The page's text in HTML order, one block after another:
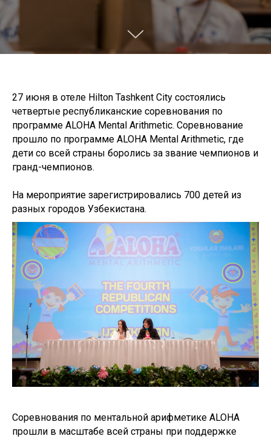
27 июня в отеле Hilton Tashkent City состоялись
четвертые республиканские соревнования по
программе ALOHA Mental Arithmetic. Соревнование
прошло по программе ALOHA Mental Arithmetic, где
дети со всей страны боролись за звание чемпионов и
гранд-чемпионов.
На мероприятие зарегистрировались 700 детей из
разных городов Узбекистана.
Cоревнования по ментальной арифметике ALOHA
прошли в масштабе всей страны при поддержке